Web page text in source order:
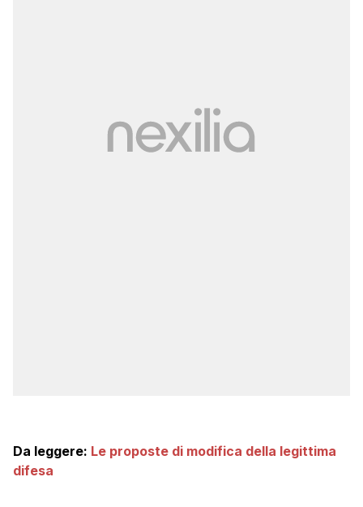
Da leggere: Le proposte di modifica della legittima
difesa